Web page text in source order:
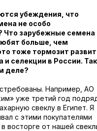
убеждения, что
не особо
Что зарубежные семена
больше, чем
тоже тормозит
и селекции в России. Так
деле?
Например, АО
уже третий год
свеклу в Египет. Я
с этими покупателями
восторге от нашей